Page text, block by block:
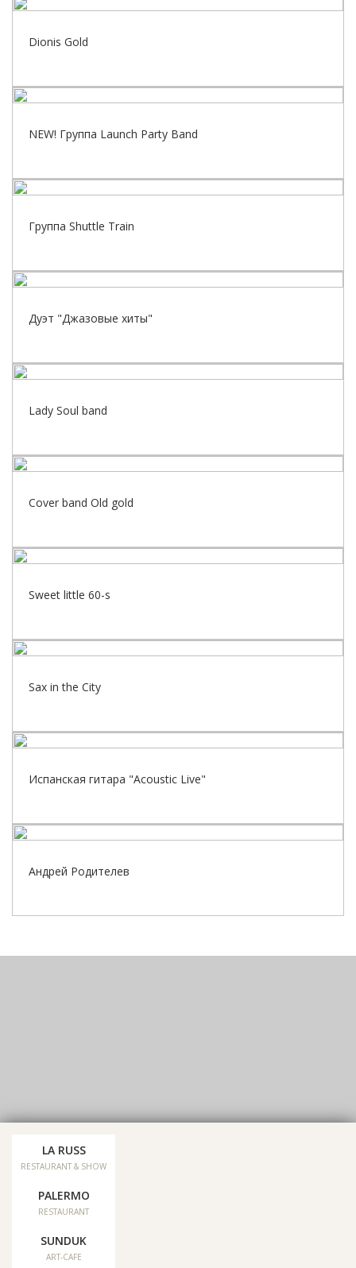
Dionis Gold
NEW! Группа Launch Party Band
Группа Shuttle Train
Дуэт "Джазовые хиты"
Lady Soul band
Cover band Old gold
Sweet little 60-s
Sax in the City
Испанская гитара "Acoustic Live"
Андрей Родителев
LA RUSS
RESTAURANT & SHOW
PALERMO
RESTAURANT
SUNDUK
ART-CAFE